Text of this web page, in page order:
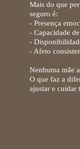
Mais do que
seguro é:
- Presença
- Capacidade
-
- Afeto
Nenhuma mãe
O que faz a
ajustar e cuidar